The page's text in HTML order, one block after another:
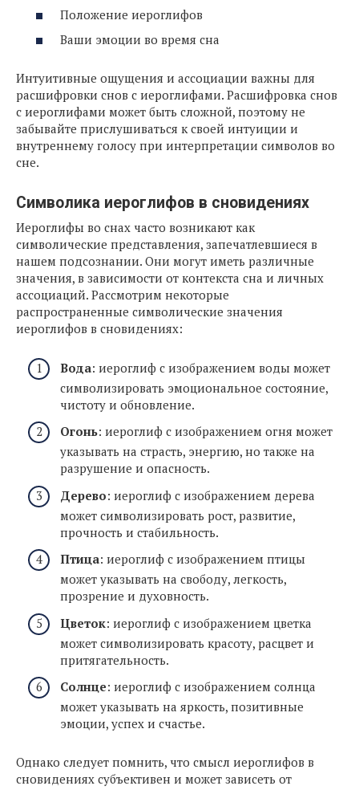
Положение иероглифов
Ваши эмоции во время сна
Интуитивные ощущения и ассоциации важны для
расшифровки снов с иероглифами. Расшифровка снов
с иероглифами может быть сложной, поэтому не
забывайте прислушиваться к своей интуиции и
внутреннему голосу при интерпретации символов во
сне.
Символика иероглифов в сновидениях
Иероглифы во снах часто возникают как
символические представления, запечатлевшиеся в
нашем подсознании. Они могут иметь различные
значения, в зависимости от контекста сна и личных
ассоциаций. Рассмотрим некоторые
распространенные символические значения
иероглифов в сновидениях:
Вода: иероглиф с изображением воды может
символизировать эмоциональное состояние,
чистоту и обновление.
Огонь: иероглиф с изображением огня может
указывать на страсть, энергию, но также на
разрушение и опасность.
Дерево: иероглиф с изображением дерева
может символизировать рост, развитие,
прочность и стабильность.
Птица: иероглиф с изображением птицы
может указывать на свободу, легкость,
прозрение и духовность.
Цветок: иероглиф с изображением цветка
может символизировать красоту, расцвет и
притягательность.
Солнце: иероглиф с изображением солнца
может указывать на яркость, позитивные
эмоции, успех и счастье.
Однако следует помнить, что смысл иероглифов в
сновидениях субъективен и может зависеть от